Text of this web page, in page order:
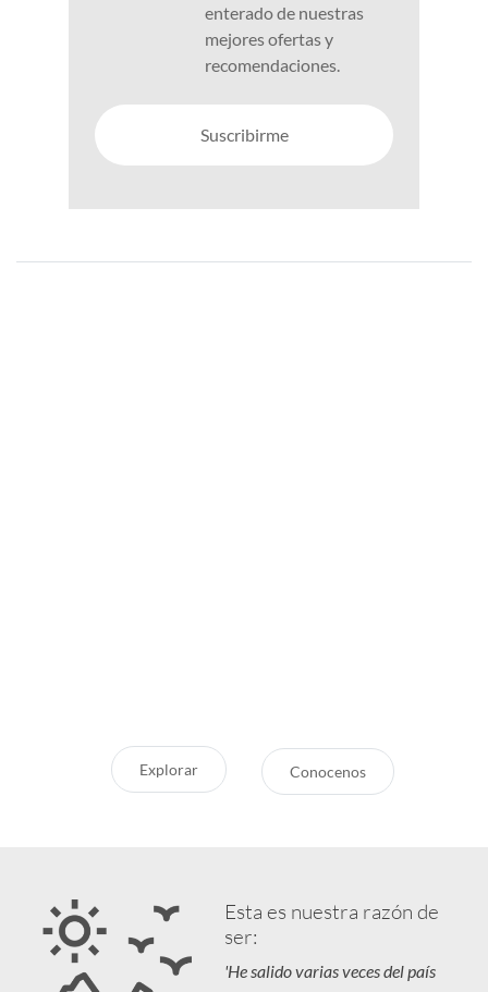
enterado de nuestras
mejores ofertas y
recomendaciones.
Suscribirme
Explorar Conocenos
Esta es nuestra razón de
ser:
'He salido varias veces del país